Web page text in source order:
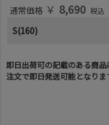
通常価格 ￥ 8,690 税込
S(160)
即日出荷可の記載のある商
注文で即日発送可能となりま